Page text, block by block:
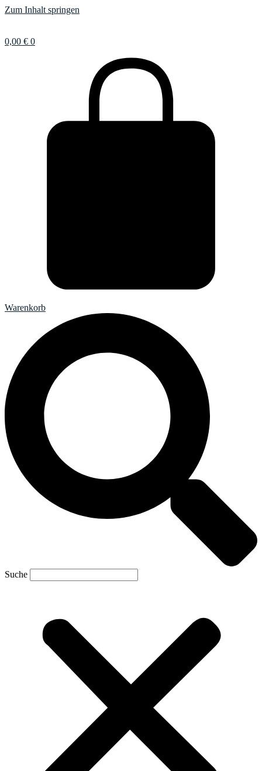
Zum Inhalt springen
0,00 € 0
Warenkorb
Suche